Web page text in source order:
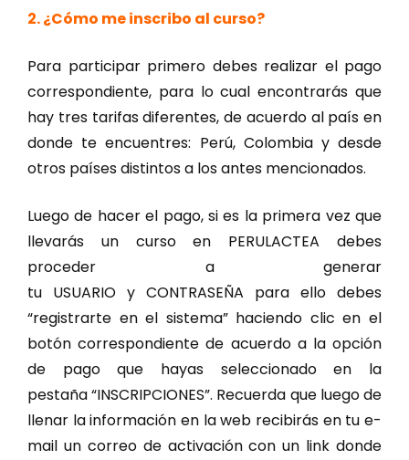
2. ¿Cómo me inscribo al curso?
Para participar primero debes realizar el pago
correspondiente, para lo cual encontrarás que
hay tres tarifas diferentes, de acuerdo al país en
donde te encuentres: Perú, Colombia y desde
otros países distintos a los antes mencionados.
Luego de hacer el pago, si es la primera vez que
llevarás un curso en PERULACTEA debes
proceder a generar
tu USUARIO y CONTRASEÑA para ello debes
“registrarte en el sistema” haciendo clic en el
botón correspondiente de acuerdo a la opción
de pago que hayas seleccionado en la
pestaña “INSCRIPCIONES”. Recuerda que luego de
llenar la información en la web recibirás en tu e-
mail un correo de activación con un link donde